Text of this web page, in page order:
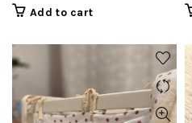
Add to cart